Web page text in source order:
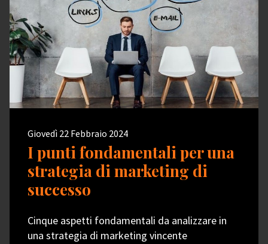
Giovedì 22 Febbraio 2024
I punti fondamentali per una
strategia di marketing di
successo
Cinque aspetti fondamentali da analizzare in
una strategia di marketing vincente